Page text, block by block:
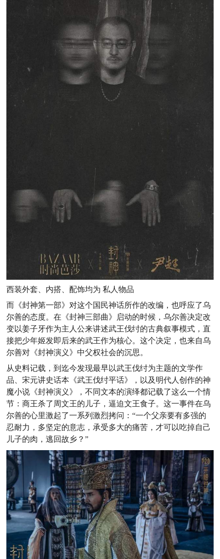
西装外套、内搭、配饰均为 私人物品
而《封神第一部》对这个国民神话所作的改编，也呼应了乌
尔善的态度。在《封神三部曲》启动的时候，乌尔善决定改
变以姜子牙作为主人公来讲述武王伐纣的古典叙事模式，直
接把少年姬发即后来的武王作为核心。这个决定，也来自乌
尔善对《封神演义》中父权社会的沉思。
从史料记载，到迄今发现最早以武王伐纣为主题的文学作
品、宋元讲史话本《武王伐纣平话》，以及明代人创作的神
魔小说《封神演义》，不同文本的演绎都记载了这么一个情
节：商王杀了周文王的儿子，逼迫文王食子。这一事件在乌
尔善的心里激起了一系列激烈拷问：“一个父亲要有多强的
忍耐力，多坚定的意志，承受多大的痛苦，才可以吃掉自己
儿子的肉，逃回故乡？”